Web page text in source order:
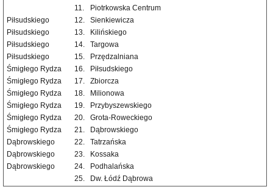
11.
Piotrkowska Centrum
Piłsudskiego
12.
Sienkiewicza
Piłsudskiego
13.
Kilińskiego
Piłsudskiego
14.
Targowa
Piłsudskiego
15.
Przędzalniana
Śmigłego Rydza
16.
Piłsudskiego
Śmigłego Rydza
17.
Zbiorcza
Śmigłego Rydza
18.
Milionowa
Śmigłego Rydza
19.
Przybyszewskiego
Śmigłego Rydza
20.
Grota-Roweckiego
Śmigłego Rydza
21.
Dąbrowskiego
Dąbrowskiego
22.
Tatrzańska
Dąbrowskiego
23.
Kossaka
Dąbrowskiego
24.
Podhalańska
25.
Dw. Łódź Dąbrowa